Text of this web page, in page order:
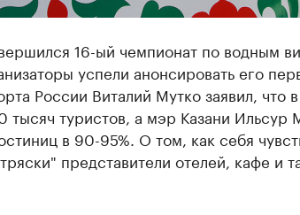
16-ый чемпионат по водным
успели анонсировать его
России Виталий Мутко заявил, что
тысяч туристов, а мэр Казани Ильсур
в 90-95%. О том, как себя
представители отелей, кафе и